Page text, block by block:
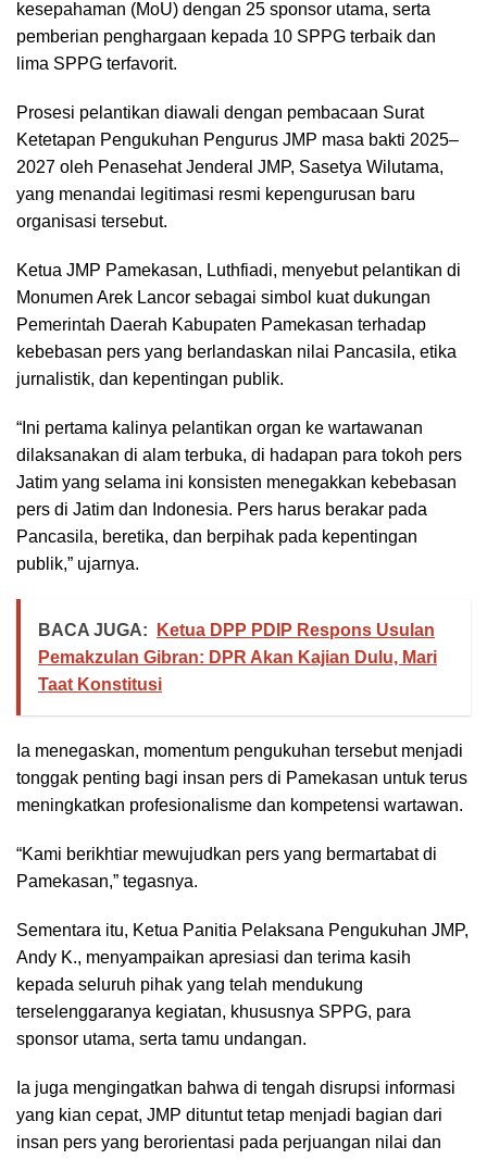
kesepahaman (MoU) dengan 25 sponsor utama, serta
pemberian penghargaan kepada 10 SPPG terbaik dan
lima SPPG terfavorit.
Prosesi pelantikan diawali dengan pembacaan Surat
Ketetapan Pengukuhan Pengurus JMP masa bakti 2025–
2027 oleh Penasehat Jenderal JMP, Sasetya Wilutama,
yang menandai legitimasi resmi kepengurusan baru
organisasi tersebut.
Ketua JMP Pamekasan, Luthfiadi, menyebut pelantikan di
Monumen Arek Lancor sebagai simbol kuat dukungan
Pemerintah Daerah Kabupaten Pamekasan terhadap
kebebasan pers yang berlandaskan nilai Pancasila, etika
jurnalistik, dan kepentingan publik.
“Ini pertama kalinya pelantikan organ ke wartawanan
dilaksanakan di alam terbuka, di hadapan para tokoh pers
Jatim yang selama ini konsisten menegakkan kebebasan
pers di Jatim dan Indonesia. Pers harus berakar pada
Pancasila, beretika, dan berpihak pada kepentingan
publik,” ujarnya.
BACA JUGA:
Ketua DPP PDIP Respons Usulan
Pemakzulan Gibran: DPR Akan Kajian Dulu, Mari
Taat Konstitusi
Ia menegaskan, momentum pengukuhan tersebut menjadi
tonggak penting bagi insan pers di Pamekasan untuk terus
meningkatkan profesionalisme dan kompetensi wartawan.
“Kami berikhtiar mewujudkan pers yang bermartabat di
Pamekasan,” tegasnya.
Sementara itu, Ketua Panitia Pelaksana Pengukuhan JMP,
Andy K., menyampaikan apresiasi dan terima kasih
kepada seluruh pihak yang telah mendukung
terselenggaranya kegiatan, khususnya SPPG, para
sponsor utama, serta tamu undangan.
Ia juga mengingatkan bahwa di tengah disrupsi informasi
yang kian cepat, JMP dituntut tetap menjadi bagian dari
insan pers yang berorientasi pada perjuangan nilai dan